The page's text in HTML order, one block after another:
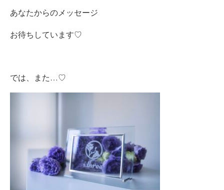
あなたからのメッセージ
お待ちしています♡
では、また…♡